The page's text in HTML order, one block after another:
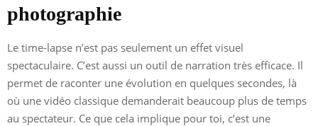
photographie
Le time-lapse n’est pas seulement un effet visuel
spectaculaire. C’est aussi un outil de narration très efficace. Il
permet de raconter une évolution en quelques secondes, là
où une vidéo classique demanderait beaucoup plus de temps
au spectateur. Ce que cela implique pour toi, c’est une